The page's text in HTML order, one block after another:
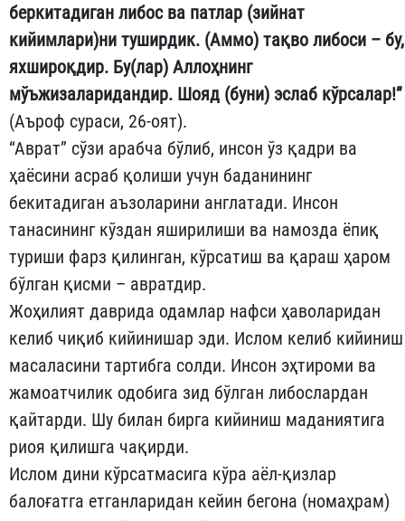
беркитадиган либос ва патлар (зийнат
кийимлари)ни туширдик. (Аммо) тақво либоси – бу,
яхшироқдир. Бу(лар) Аллоҳнинг
мўъжизаларидандир. Шояд (буни) эслаб кўрсалар!”
(Аъроф сураси, 26-оят).
“Аврат” сўзи арабча бўлиб, инсон ўз қадри ва
ҳаёсини асраб қолиши учун баданининг
бекитадиган аъзоларини англатади. Инсон
танасининг кўздан яширилиши ва намозда ёпиқ
туриши фарз қилинган, кўрсатиш ва қараш ҳаром
бўлган қисми – авратдир.
Жоҳилият даврида одамлар нафси ҳаволаридан
келиб чиқиб кийинишар эди. Ислом келиб кийиниш
масаласини тартибга солди. Инсон эҳтироми ва
жамоатчилик одобига зид бўлган либослардан
қайтарди. Шу билан бирга кийиниш маданиятига
риоя қилишга чақирди.
Ислом дини кўрсатмасига кўра аёл-қизлар
балоғатга етганларидан кейин бегона (номаҳрам)